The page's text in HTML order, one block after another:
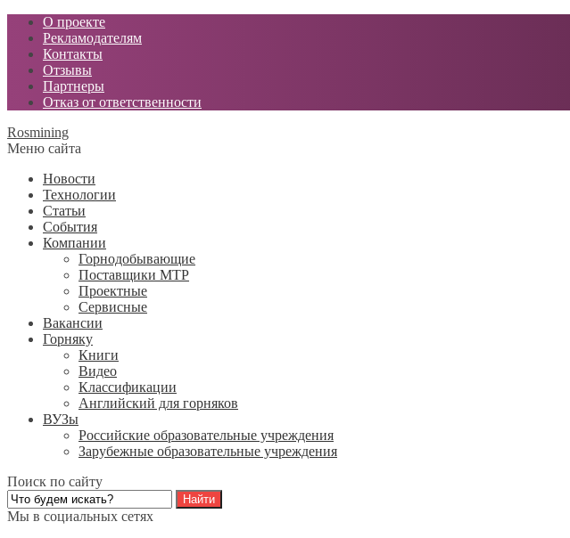
О проекте
Рекламодателям
Контакты
Отзывы
Партнеры
Отказ от ответственности
Rosmining
Меню сайта
Новости
Технологии
Статьи
События
Компании
Горнодобывающие
Поставщики МТР
Проектные
Сервисные
Вакансии
Горняку
Книги
Видео
Классификации
Английский для горняков
ВУЗы
Российские образовательные учреждения
Зарубежные образовательные учреждения
Поиск по сайту
Мы в социальных сетях